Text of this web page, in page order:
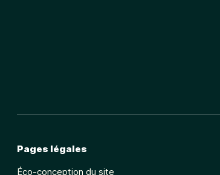
Pages légales
Éco-conception du site